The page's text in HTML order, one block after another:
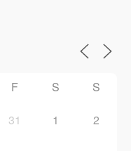
F S S
31 1 2